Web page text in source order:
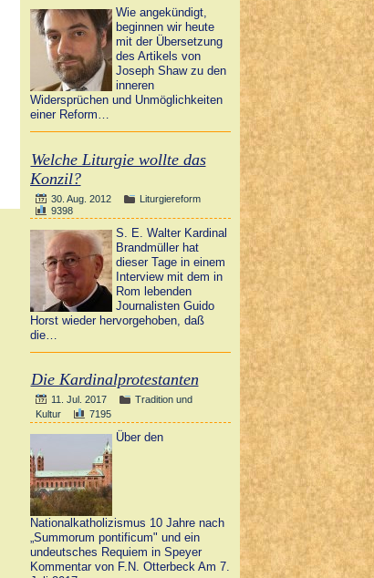
Wie angekündigt,
beginnen wir heute
mit der Übersetzung
des Artikels von
Joseph Shaw zu den
inneren
Widersprüchen und Unmöglichkeiten
einer Reform…
Welche Liturgie wollte das
Konzil?
30. Aug. 2012
Liturgiereform
9398
S. E. Walter Kardinal
Brandmüller hat
dieser Tage in einem
Interview mit dem in
Rom lebenden
Journalisten Guido
Horst wieder hervorgehoben, daß
die…
Die Kardinalprotestanten
11. Jul. 2017
Tradition und
Kultur
7195
Über den
Nationalkatholizismus 10 Jahre nach
„Summorum pontificum" und ein
undeutsches Requiem in Speyer
Kommentar von F.N. Otterbeck Am 7.